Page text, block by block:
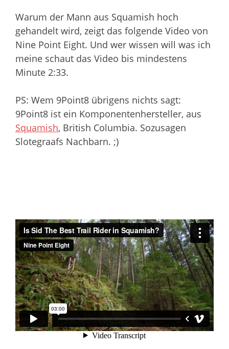
Warum der Mann aus Squamish hoch
gehandelt wird, zeigt das folgende Video von
Nine Point Eight. Und wer wissen will was ich
meine schaut das Video bis mindestens
Minute 2:33.
PS: Wem 9Point8 übrigens nichts sagt:
9Point8 ist ein Komponentenhersteller, aus
Squamish, British Columbia. Sozusagen
Slotegraafs Nachbarn. ;)